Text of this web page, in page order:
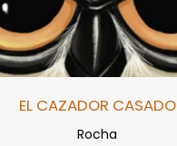
EL CAZADOR CASADO
Rocha